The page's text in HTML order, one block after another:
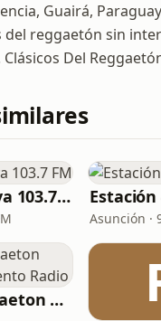
Guairá,
del reggaetón sin
Del
Radio Exclusiva 103.7 FM Estación
Asunción ·
TOP 100 Reggaeton Exitos del Momento Radio